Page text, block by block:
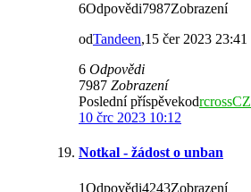
6Odpovědi7987Zobrazení
odTandeen,15 čer 2023 23:41
6 Odpovědi
7987 Zobrazení
Poslední příspěvekodrcrossCZ
10 črc 2023 10:12
Notkal - žádost o unban
1Odpovědi4243Zobrazení